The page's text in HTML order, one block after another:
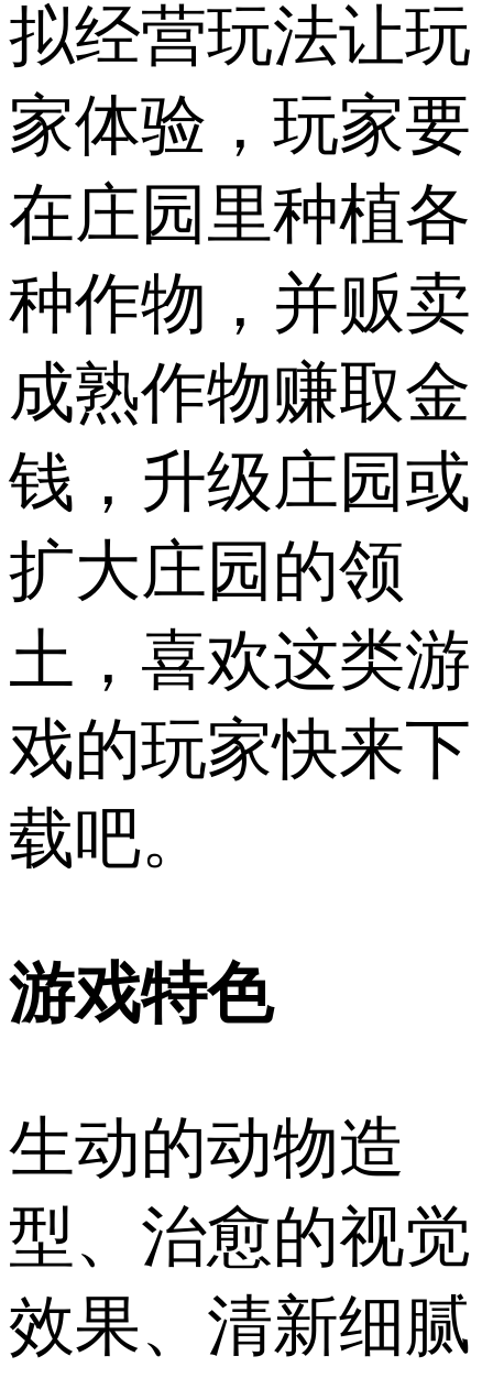
拟经营玩法让玩
家体验，玩家要
在庄园里种植各
种作物，并贩卖
成熟作物赚取金
钱，升级庄园或
扩大庄园的领
土，喜欢这类游
戏的玩家快来下
载吧。
游戏特色
生动的动物造
型、治愈的视觉
效果、清新细腻